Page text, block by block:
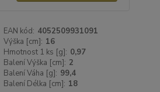
EAN kód: 4052509931091
Výška [cm]: 16
Hmotnost 1 ks [g]: 0,97
Balení Výška [cm]: 2
Balení Váha [g]: 99,4
Balení Délka [cm]: 18